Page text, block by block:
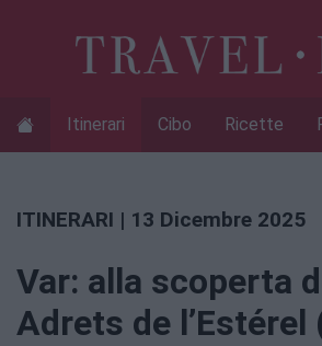
Itinerari Cibo Ricette
ITINERARI | 13 Dicembre 2025
Var: alla scoperta
Adrets de l’Estérel